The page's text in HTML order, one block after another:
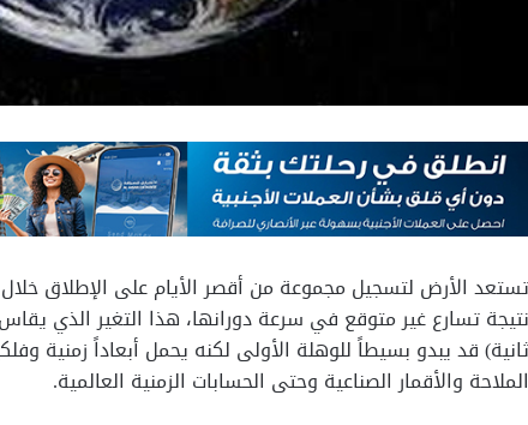
نتيجة تسارع غير متوقع في سرعة دورانها، هذا التغير الذي
ثانية) قد يبدو بسيطاً للوهلة الأولى لكنه يحمل أبعاداً زمنية
الملاحة والأقمار الصناعية وحتى الحسابات الزمنية العالمية.